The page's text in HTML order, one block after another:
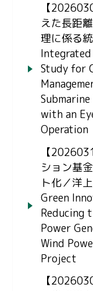
【
えた長距
理に係る
Integrated
Study for
with an
Operation
【
ション基
ト化／洋
Green
Reducing
Power
Wind
Project
【